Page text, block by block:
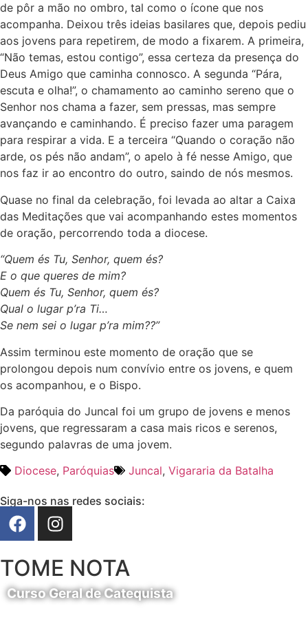
de pôr a mão no ombro, tal como o ícone que nos
acompanha. Deixou três ideias basilares que, depois pediu
aos jovens para repetirem, de modo a fixarem. A primeira,
“Não temas, estou contigo”, essa certeza da presença do
Deus Amigo que caminha connosco. A segunda “Pára,
escuta e olha!”, o chamamento ao caminho sereno que o
Senhor nos chama a fazer, sem pressas, mas sempre
avançando e caminhando. É preciso fazer uma paragem
para respirar a vida. E a terceira “Quando o coração não
arde, os pés não andam”, o apelo à fé nesse Amigo, que
nos faz ir ao encontro do outro, saindo de nós mesmos.
Quase no final da celebração, foi levada ao altar a Caixa
das Meditações que vai acompanhando estes momentos
de oração, percorrendo toda a diocese.
“Quem és Tu, Senhor, quem és?
E o que queres de mim?
Quem és Tu, Senhor, quem és?
Qual o lugar p’ra Ti…
Se nem sei o lugar p’ra mim??”
Assim terminou este momento de oração que se
prolongou depois num convívio entre os jovens, e quem
os acompanhou, e o Bispo.
Da paróquia do Juncal foi um grupo de jovens e menos
jovens, que regressaram a casa mais ricos e serenos,
segundo palavras de uma jovem.
Diocese, Paróquias Juncal, Vigararia da Batalha
Siga-nos nas redes sociais:
TOME NOTA
Curso Geral de Catequista